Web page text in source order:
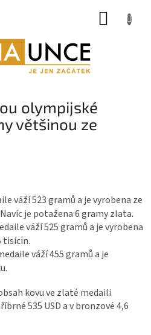
olympijské
většinou ze
váží 523 gramů a je vyrobena ze
je potažena 6 gramy zlata.
váží 525 gramů a je vyrobena
tisícin.
váží 455 gramů a je
kovu ve zlaté medaili
535 USD a v bronzové 4,6